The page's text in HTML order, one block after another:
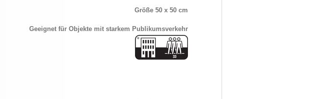
Größe 50 x 50 cm
Geeignet für Objekte mit starkem Publikumsverkehr